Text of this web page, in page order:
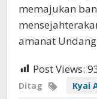
memajukan
amanat
Post Views:
Ditag Kyai